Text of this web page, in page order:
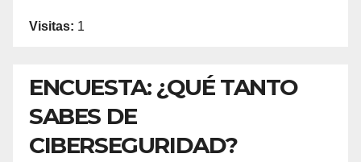
Visitas: 1
ENCUESTA: ¿QUÉ TANTO
SABES DE
CIBERSEGURIDAD?